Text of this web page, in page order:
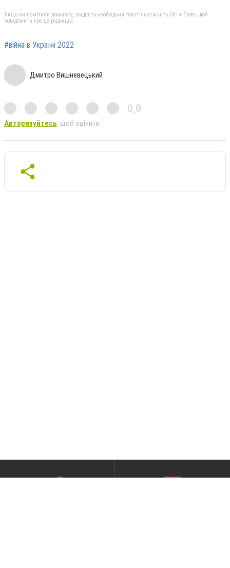
Якщо ви помітили помилку, виділіть необхідний текст і натисніть Ctrl + Enter, щоб
повідомити про це редакцію
#війна в Україні 2022
Дмитро Вишневецький
0,0
Авторизуйтесь, щоб оцінити